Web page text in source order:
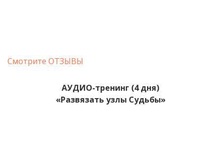
Смотрите ОТЗЫВЫ
АУДИО-тренинг (4 дня)
«Развязать узлы Судьбы»